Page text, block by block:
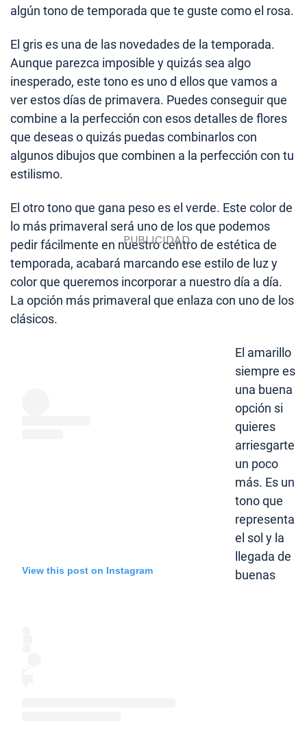
algún tono de temporada que te guste como el rosa.
El gris es una de las novedades de la temporada.
Aunque parezca imposible y quizás sea algo
inesperado, este tono es uno d ellos que vamos a
ver estos días de primavera. Puedes conseguir que
combine a la perfección con esos detalles de flores
que deseas o quizás puedas combinarlos con
algunos dibujos que combinen a la perfección con tu
estilismo.
El otro tono que gana peso es el verde. Este color de
lo más primaveral será uno de los que podemos
pedir fácilmente en nuestro centro de estética de
temporada, acabará marcando ese estilo de luz y
color que queremos incorporar a nuestro día a día.
La opción más primaveral que enlaza con uno de los
clásicos.
View this post on Instagram
El amarillo
siempre es
una buena
opción si
quieres
arriesgarte
un poco
más. Es un
tono que
representa
el sol y la
llegada de
buenas